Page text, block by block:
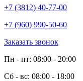
+7 (3812) 40-77-00
+7 (960) 990-50-60
Заказать звонок
Пн - пт: 08:00 - 20:00
Сб - вс: 08:00 - 18:00